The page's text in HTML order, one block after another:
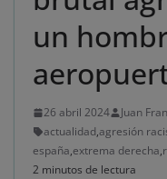
un
26 abril 2024
Juan
actualidad,agresión
españa,extrema derecha,
2 minutos de lectura